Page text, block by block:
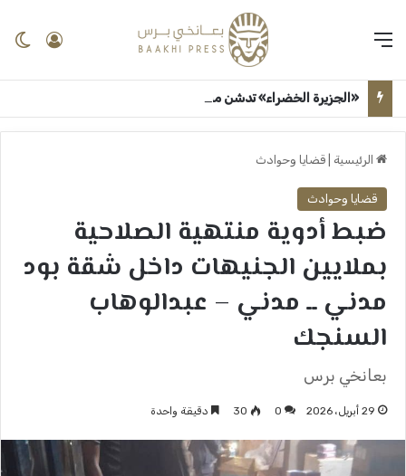
الرئيسية قضايا وحوادث
قضايا وحوادث
ضبط أدوية منتهية الصلاحية
بملايين الجنيهات داخل شقة بود
مدني ــ مدني – عبدالوهاب
السنجك
بعانخي برس
29 أبريل، 2026 0
30 دقيقة واحدة